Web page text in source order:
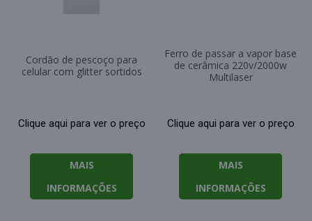
Cordão de pescoço para
celular com glitter sortidos
Clique aqui para ver o preço
MAIS
INFORMAÇÕES
Ferro de passar a vapor base
de cerâmica 220v/2000w
Multilaser
Clique aqui para ver o preço
MAIS
INFORMAÇÕES